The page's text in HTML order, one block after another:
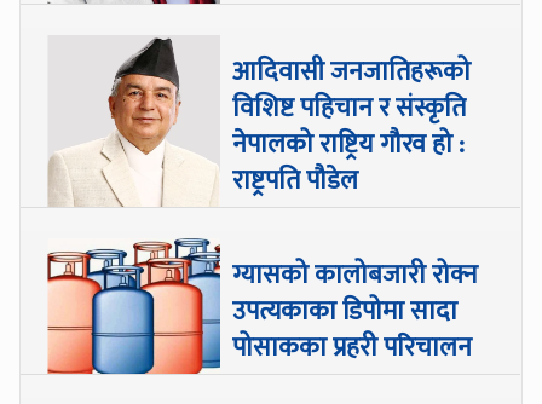
आदिवासी जनजातिहरूको
विशिष्ट पहिचान र संस्कृति
नेपालको राष्ट्रिय गौरव हो :
राष्ट्रपति पौडेल
ग्यासको कालोबजारी रोक्न
उपत्यकाका डिपोमा सादा
पोसाकका प्रहरी परिचालन